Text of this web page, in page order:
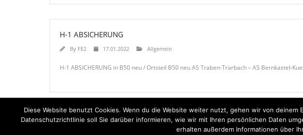
H-1 ABSICHERUNG
By FE2 17.01.2022 Allgemein
H-1 ABSICHERUNG in B50 neu / Ortsteil B50 neu AS Traben-Trarbach – AS Bernkastel-
Startseite Einsätze
Diese Website benutzt Cookies. Wenn du die Website weiter nutzt, gehen wir von
Datenschutzrichtlinie soll Sie darüber informieren, wie wir mit Ihren persönlichen Daten
erhalten außerdem Informationen über